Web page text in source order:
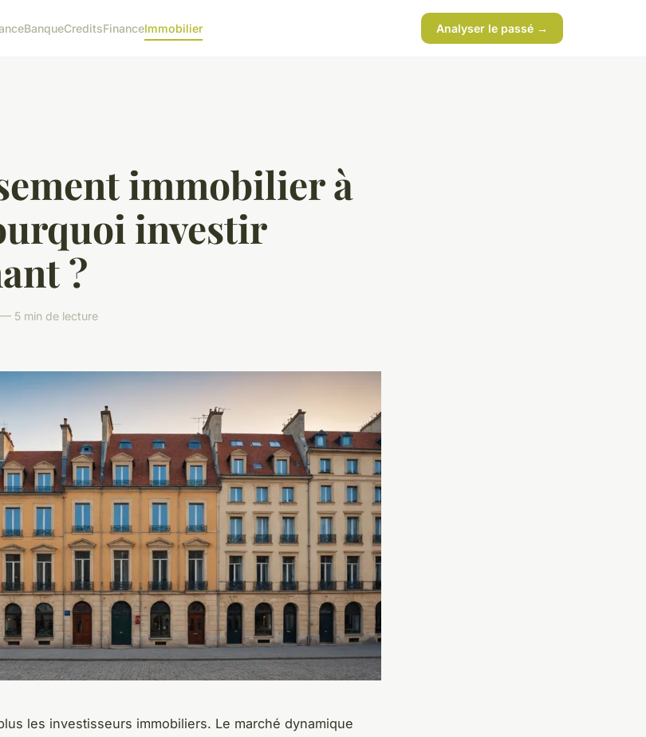
BanqueCreditsFinanceImmobilier Analyser le passé →
immobilier à
investir
?
5 min de lecture
les investisseurs immobiliers. Le marché dynamique